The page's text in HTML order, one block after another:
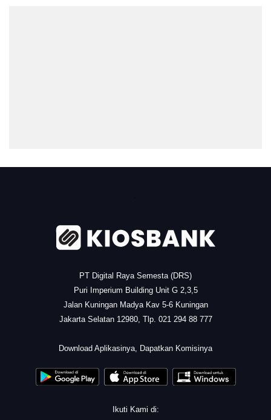
PT Digital Raya Semesta (DRS)
Puri Imperium Building Unit G 2,3,5
Jalan Kuningan Madya Kav 5-6 Kuningan
Jakarta Selatan 12980, Tlp. 021 294 88 777
Download Aplikasinya, Dapatkan Komisinya
Ikuti Kami di: